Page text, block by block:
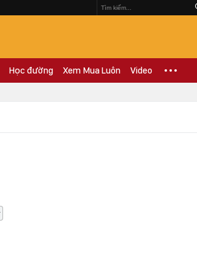
Học đường Xem Mua Luôn Video